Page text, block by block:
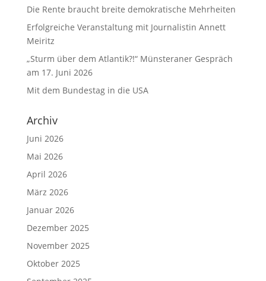
Die Rente braucht breite demokratische Mehrheiten
Erfolgreiche Veranstaltung mit Journalistin Annett
Meiritz
„Sturm über dem Atlantik?!“ Münsteraner Gespräch
am 17. Juni 2026
Mit dem Bundestag in die USA
Archiv
Juni 2026
Mai 2026
April 2026
März 2026
Januar 2026
Dezember 2025
November 2025
Oktober 2025